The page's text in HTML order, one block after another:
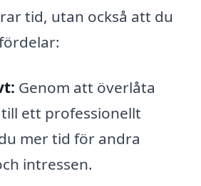
tid, utan också att du
Genom att överlåta
ett professionellt
mer tid för andra
intressen.